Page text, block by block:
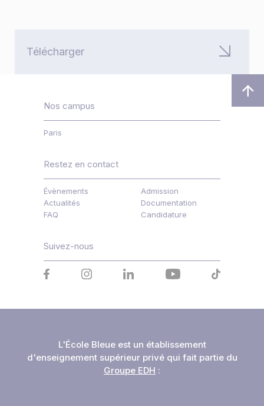
Télécharger
Nos campus
Paris
Restez en contact
Évènements
Actualités
FAQ
Admission
Documentation
Candidature
Suivez-nous
L'École Bleue est un établissement
d'enseignement supérieur privé qui fait partie du
Groupe EDH :